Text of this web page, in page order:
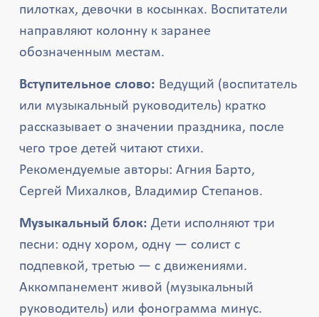
пилотках, девочки в косынках. Воспитатели
направляют колонну к заранее
обозначенным местам.
Вступительное слово: Ведущий (воспитатель
или музыкальный руководитель) кратко
рассказывает о значении праздника, после
чего трое детей читают стихи.
Рекомендуемые авторы: Агния Барто,
Сергей Михалков, Владимир Степанов.
Музыкальный блок: Дети исполняют три
песни: одну хором, одну — солист с
подпевкой, третью — с движениями.
Аккомпанемент живой (музыкальный
руководитель) или фонограмма минус.